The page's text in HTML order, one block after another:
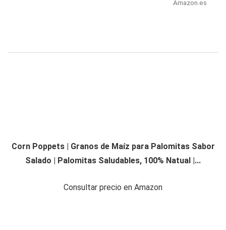
Amazon.es
Corn Poppets | Granos de Maíz para Palomitas Sabor
Salado | Palomitas Saludables, 100% Natual |...
Consultar precio en Amazon